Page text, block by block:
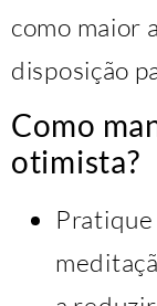
como maior
disposição
Como
otimista?